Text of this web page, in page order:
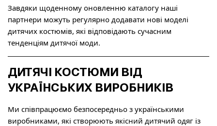
Завдяки щоденному оновленню каталогу наші
партнери можуть регулярно додавати нові моделі
дитячих костюмів, які відповідають сучасним
тенденціям дитячої моди.
ДИТЯЧІ КОСТЮМИ ВІД
УКРАЇНСЬКИХ ВИРОБНИКІВ
Ми співпрацюємо безпосередньо з українськими
виробниками, які створюють якісний дитячий одяг із